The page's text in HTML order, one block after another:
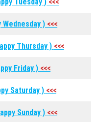
Tuesday ) <<<
Wednesday ) <<<
Thursday) <<<
Friday ) <<<
Saturday) <<<
Sunday) <<<